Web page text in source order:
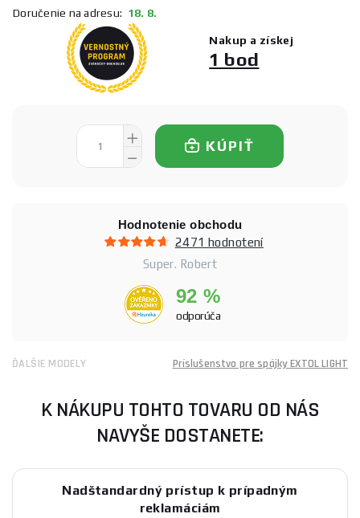
Doručenie na adresu: 18. 8.
Nakup a získej
1 bod
KÚPIŤ
Hodnotenie obchodu
2471 hodnotení
Super. Robert
92 %
odporúča
ĎALŠIE MODELY Príslušenstvo pre spájky EXTOL LIGHT
K NÁKUPU TOHTO TOVARU OD NÁS
NAVYŠE DOSTANETE:
Nadštandardný prístup k prípadným
reklamáciám